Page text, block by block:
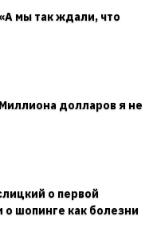
мы так ждали, что
долларов я не
о первой
о шопинге как болезни